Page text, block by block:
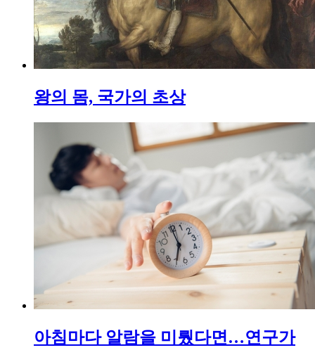
왕의 몸, 국가의 초상
아침마다 알람을 미뤘다면…연구가